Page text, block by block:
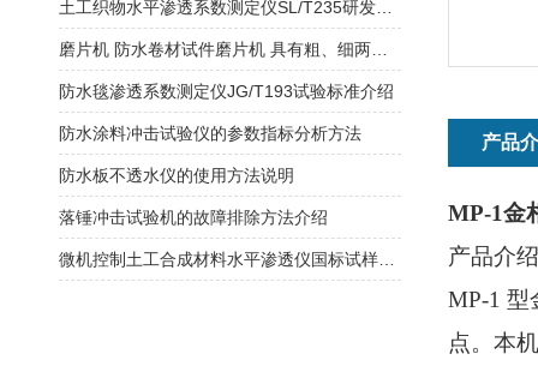
产品
MP-1金
产品介绍
MP-1 型
点。本
防水毯渗透系数测定仪JG/T193试验标准介绍
防水涂料冲击试验仪的参数指标分析方法
防水板不透水仪的使用方法说明
落锤冲击试验机的故障排除方法介绍